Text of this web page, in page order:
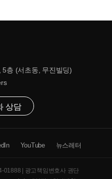
층 (서초동, 무진빌딩)
상담
YouTube 뉴스레터
01888 | 광고책임변호사 권단